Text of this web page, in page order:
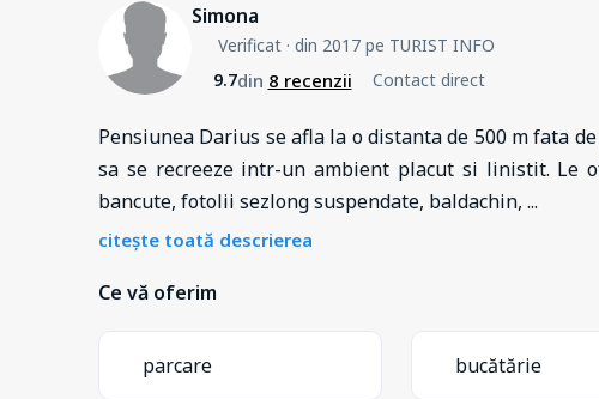
Simona
Verificat· din 2017 pe TURIST INFO
9.7din 8 recenzii Contact direct
Pensiunea Darius se afla la o distanta de 500 m fata
sa se recreeze intr-un ambient placut si linistit. Le
bancute, fotolii sezlong suspendate, baldachin, ...
citește toată descrierea
Ce vă oferim
parcare bucătărie